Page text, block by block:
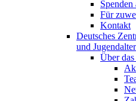
Für
Kontakt
Deutsches
und
Über